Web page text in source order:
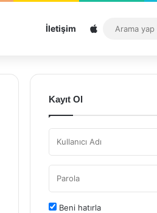
İletişim Sitemap
Kayıt Ol
Beni hatırla